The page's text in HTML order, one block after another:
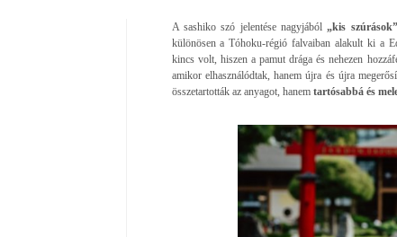
A sashiko szó jelentése nagyjából„kis
különösen a Tóhoku-régió falvaiban alakult ki a
kincs volt, hiszen a pamut drága és nehezen
amikor elhasználódtak, hanem újra és újra
összetartották az anyagot, hanemtartósabbá és